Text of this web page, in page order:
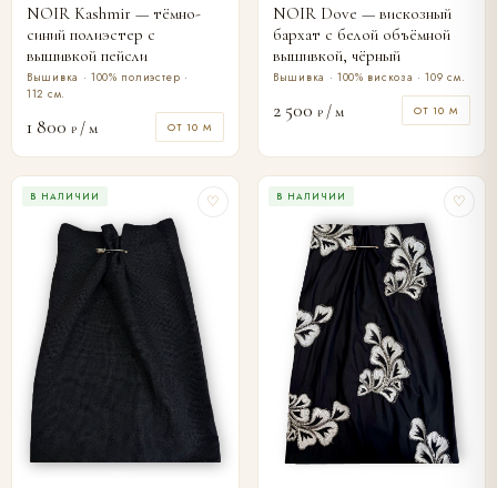
NOIR Kashmir — тёмно-
синий полиэстер с
вышивкой пейсли
Вышивка · 100% полиэстер ·
112 см.
1 800 ₽ / м ОТ 10 М
NOIR Dove — вискозный
бархат с белой объёмной
вышивкой, чёрный
Вышивка · 100% вискоза · 109 см.
2 500 ₽ / м ОТ 10 М
В НАЛИЧИИ ♡ В НАЛИЧИИ ♡